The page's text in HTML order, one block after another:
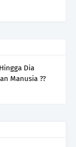
Dia
Manusia ??